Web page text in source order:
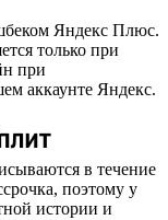
Яндекс Плюс.
только при
при
аккаунте Яндекс.
в течение
поэтому у
истории и